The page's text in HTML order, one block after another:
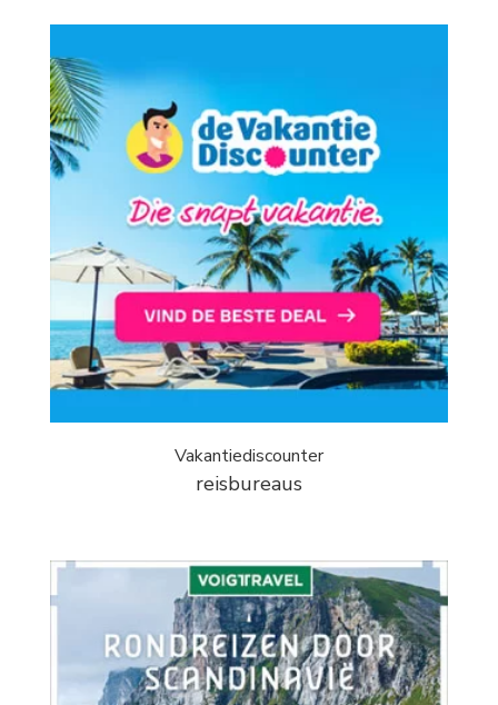
Vakantiediscounter
reisbureaus